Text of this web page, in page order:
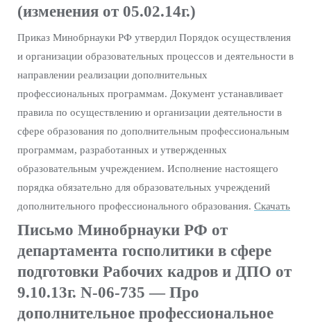
(изменения от 05.02.14г.)
Приказ Минобрнауки РФ утвердил Порядок осуществления
и организации образовательных процессов и деятельности в
направлении реализации дополнительных
профессиональных программам. Документ устанавливает
правила по осуществлению и организации деятельности в
сфере образования по дополнительным профессиональным
программам, разработанных и утвержденных
образовательным учреждением. Исполнение настоящего
порядка обязательно для образовательных учреждений
дополнительного профессионального образования. Скачать
Письмо Минобрнауки РФ от
департамента госполитики в сфере
подготовки Рабочих кадров и ДПО от
9.10.13г. N-06-735 — Про
дополнительное профессиональное